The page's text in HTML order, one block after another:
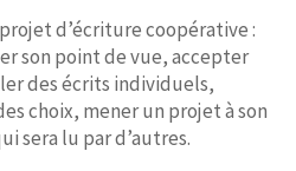
projet d’écriture coopérative :
son point de vue, accepter
des écrits individuels,
choix, mener un projet à son
sera lu par d’autres.